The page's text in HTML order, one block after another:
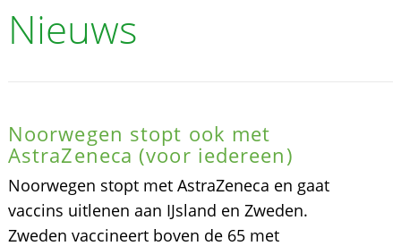
Nieuws
Noorwegen stopt ook met
AstraZeneca (voor iedereen)
Noorwegen stopt met AstraZeneca en gaat
vaccins uitlenen aan IJsland en Zweden.
Zweden vaccineert boven de 65 met